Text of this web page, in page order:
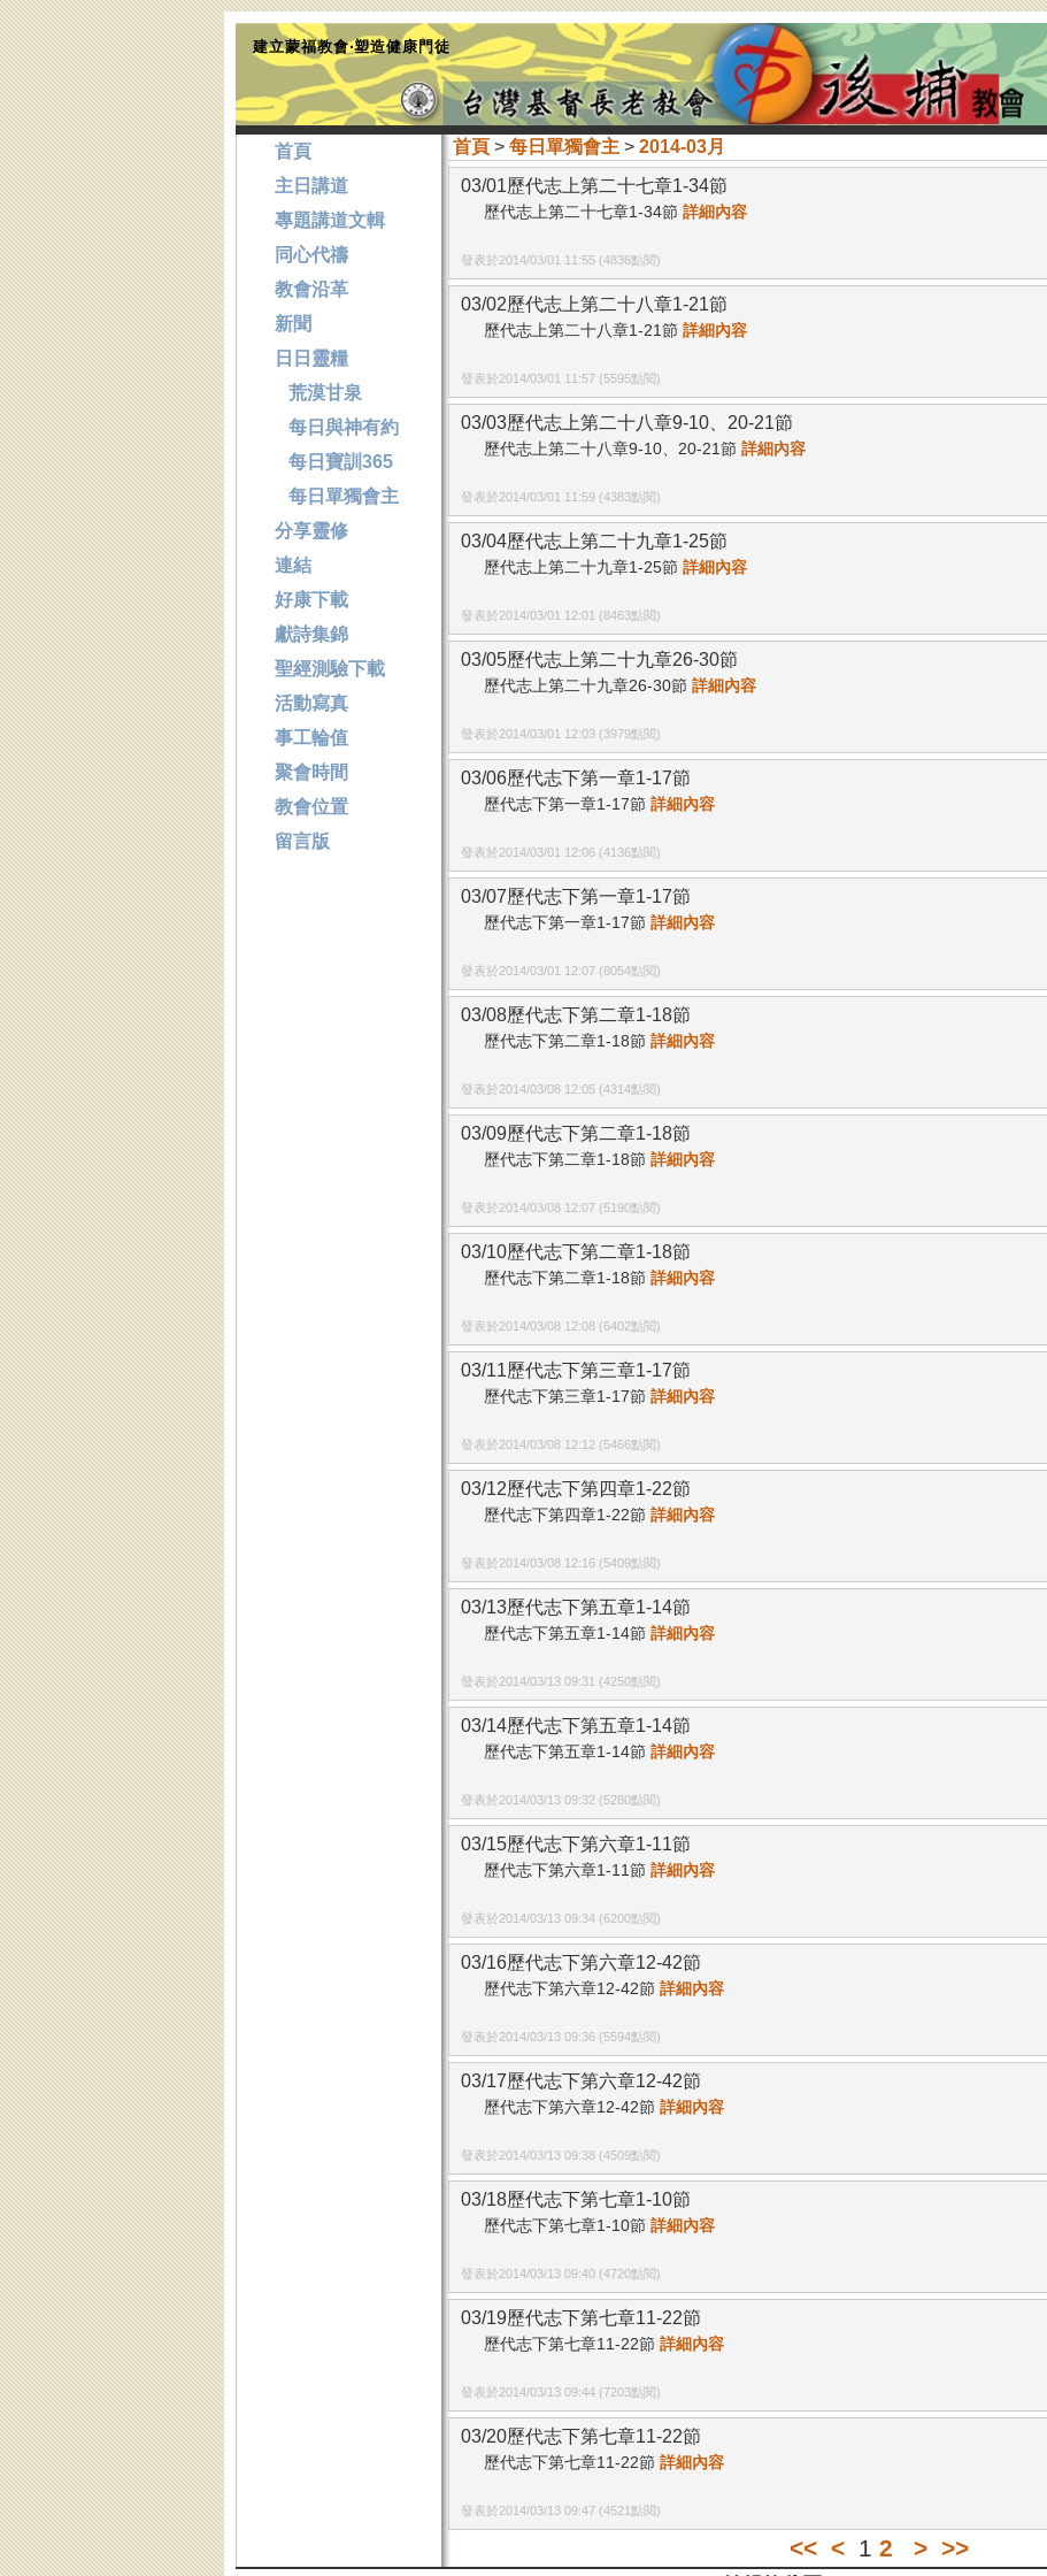
建立蒙福教會‧塑造健康門徒
首頁> 每日單獨會主> 2014-03月
03/01歷代志上第二十七章1-34節
歷代志上第二十七章1-34節 詳細內容
發表於2014/03/01 11:55 (4836點閱)
03/02歷代志上第二十八章1-21節
歷代志上第二十八章1-21節 詳細內容
發表於2014/03/01 11:57 (5595點閱)
03/03歷代志上第二十八章9-10、20-21節
歷代志上第二十八章9-10、20-21節 詳細內容
發表於2014/03/01 11:59 (4383點閱)
03/04歷代志上第二十九章1-25節
歷代志上第二十九章1-25節 詳細內容
發表於2014/03/01 12:01 (8463點閱)
03/05歷代志上第二十九章26-30節
歷代志上第二十九章26-30節 詳細內容
發表於2014/03/01 12:03 (3979點閱)
03/06歷代志下第一章1-17節
歷代志下第一章1-17節 詳細內容
發表於2014/03/01 12:06 (4136點閱)
03/07歷代志下第一章1-17節
歷代志下第一章1-17節 詳細內容
發表於2014/03/01 12:07 (8054點閱)
03/08歷代志下第二章1-18節
歷代志下第二章1-18節 詳細內容
發表於2014/03/08 12:05 (4314點閱)
03/09歷代志下第二章1-18節
歷代志下第二章1-18節 詳細內容
發表於2014/03/08 12:07 (5190點閱)
03/10歷代志下第二章1-18節
歷代志下第二章1-18節 詳細內容
發表於2014/03/08 12:08 (6402點閱)
03/11歷代志下第三章1-17節
歷代志下第三章1-17節 詳細內容
發表於2014/03/08 12:12 (5466點閱)
03/12歷代志下第四章1-22節
歷代志下第四章1-22節 詳細內容
發表於2014/03/08 12:16 (5409點閱)
03/13歷代志下第五章1-14節
歷代志下第五章1-14節 詳細內容
發表於2014/03/13 09:31 (4250點閱)
03/14歷代志下第五章1-14節
歷代志下第五章1-14節 詳細內容
發表於2014/03/13 09:32 (5280點閱)
03/15歷代志下第六章1-11節
歷代志下第六章1-11節 詳細內容
發表於2014/03/13 09:34 (6200點閱)
03/16歷代志下第六章12-42節
歷代志下第六章12-42節 詳細內容
發表於2014/03/13 09:36 (5594點閱)
03/17歷代志下第六章12-42節
歷代志下第六章12-42節 詳細內容
發表於2014/03/13 09:38 (4509點閱)
03/18歷代志下第七章1-10節
歷代志下第七章1-10節 詳細內容
發表於2014/03/13 09:40 (4720點閱)
03/19歷代志下第七章11-22節
歷代志下第七章11-22節 詳細內容
發表於2014/03/13 09:44 (7203點閱)
03/20歷代志下第七章11-22節
歷代志下第七章11-22節 詳細內容
發表於2014/03/13 09:47 (4521點閱)
<< <1 2 > >>
首頁
主日講道
專題講道文輯
同心代禱
教會沿革
新聞
日日靈糧
荒漠甘泉
每日與神有約
每日寶訓365
每日單獨會主
分享靈修
連結
好康下載
獻詩集錦
聖經測驗下載
活動寫真
事工輪值
聚會時間
教會位置
留言版